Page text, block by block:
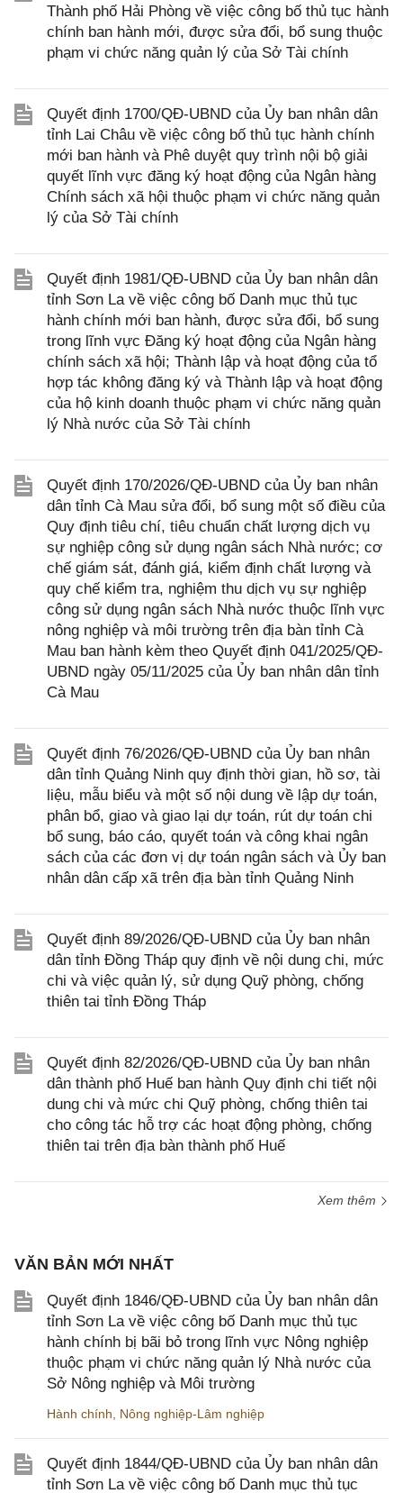
Thành phố Hải Phòng về việc công bố thủ tục hành
chính ban hành mới, được sửa đổi, bổ sung thuộc
phạm vi chức năng quản lý của Sở Tài chính
Quyết định 1700/QĐ-UBND của Ủy ban nhân dân
tỉnh Lai Châu về việc công bố thủ tục hành chính
mới ban hành và Phê duyệt quy trình nội bộ giải
quyết lĩnh vực đăng ký hoạt động của Ngân hàng
Chính sách xã hội thuộc phạm vi chức năng quản
lý của Sở Tài chính
Quyết định 1981/QĐ-UBND của Ủy ban nhân dân
tỉnh Sơn La về việc công bố Danh mục thủ tục
hành chính mới ban hành, được sửa đổi, bổ sung
trong lĩnh vực Đăng ký hoạt động của Ngân hàng
chính sách xã hội; Thành lập và hoạt động của tổ
hợp tác không đăng ký và Thành lập và hoạt động
của hộ kinh doanh thuộc phạm vi chức năng quản
lý Nhà nước của Sở Tài chính
Quyết định 170/2026/QĐ-UBND của Ủy ban nhân
dân tỉnh Cà Mau sửa đổi, bổ sung một số điều của
Quy định tiêu chí, tiêu chuẩn chất lượng dịch vụ
sự nghiệp công sử dụng ngân sách Nhà nước; cơ
chế giám sát, đánh giá, kiểm định chất lượng và
quy chế kiểm tra, nghiệm thu dịch vụ sự nghiệp
công sử dụng ngân sách Nhà nước thuộc lĩnh vực
nông nghiệp và môi trường trên địa bàn tỉnh Cà
Mau ban hành kèm theo Quyết định 041/2025/QĐ-
UBND ngày 05/11/2025 của Ủy ban nhân dân tỉnh
Cà Mau
Quyết định 76/2026/QĐ-UBND của Ủy ban nhân
dân tỉnh Quảng Ninh quy định thời gian, hồ sơ, tài
liệu, mẫu biểu và một số nội dung về lập dự toán,
phân bổ, giao và giao lại dự toán, rút dự toán chi
bổ sung, báo cáo, quyết toán và công khai ngân
sách của các đơn vị dự toán ngân sách và Ủy ban
nhân dân cấp xã trên địa bàn tỉnh Quảng Ninh
Quyết định 89/2026/QĐ-UBND của Ủy ban nhân
dân tỉnh Đồng Tháp quy định về nội dung chi, mức
chi và việc quản lý, sử dụng Quỹ phòng, chống
thiên tai tỉnh Đồng Tháp
Quyết định 82/2026/QĐ-UBND của Ủy ban nhân
dân thành phố Huế ban hành Quy định chi tiết nội
dung chi và mức chi Quỹ phòng, chống thiên tai
cho công tác hỗ trợ các hoạt động phòng, chống
thiên tai trên địa bàn thành phố Huế
Xem thêm
VĂN BẢN MỚI NHẤT
Quyết định 1846/QĐ-UBND của Ủy ban nhân dân
tỉnh Sơn La về việc công bố Danh mục thủ tục
hành chính bị bãi bỏ trong lĩnh vực Nông nghiệp
thuộc phạm vi chức năng quản lý Nhà nước của
Sở Nông nghiệp và Môi trường
Hành chính Nông nghiệp-Lâm nghiệp
Quyết định 1844/QĐ-UBND của Ủy ban nhân dân
tỉnh Sơn La về việc công bố Danh mục thủ tục